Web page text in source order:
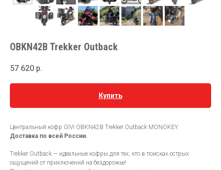
OBKN42B Trekker Outback
57 620 р.
Купить
Центральный кофр GIVI OBKN42B Trekker Outback MONOKEY.
Доставка по всей России.
Trekker Outback — идеальные кофры для тех, кто в поисках острых
ощущений от приключений на бездорожье!